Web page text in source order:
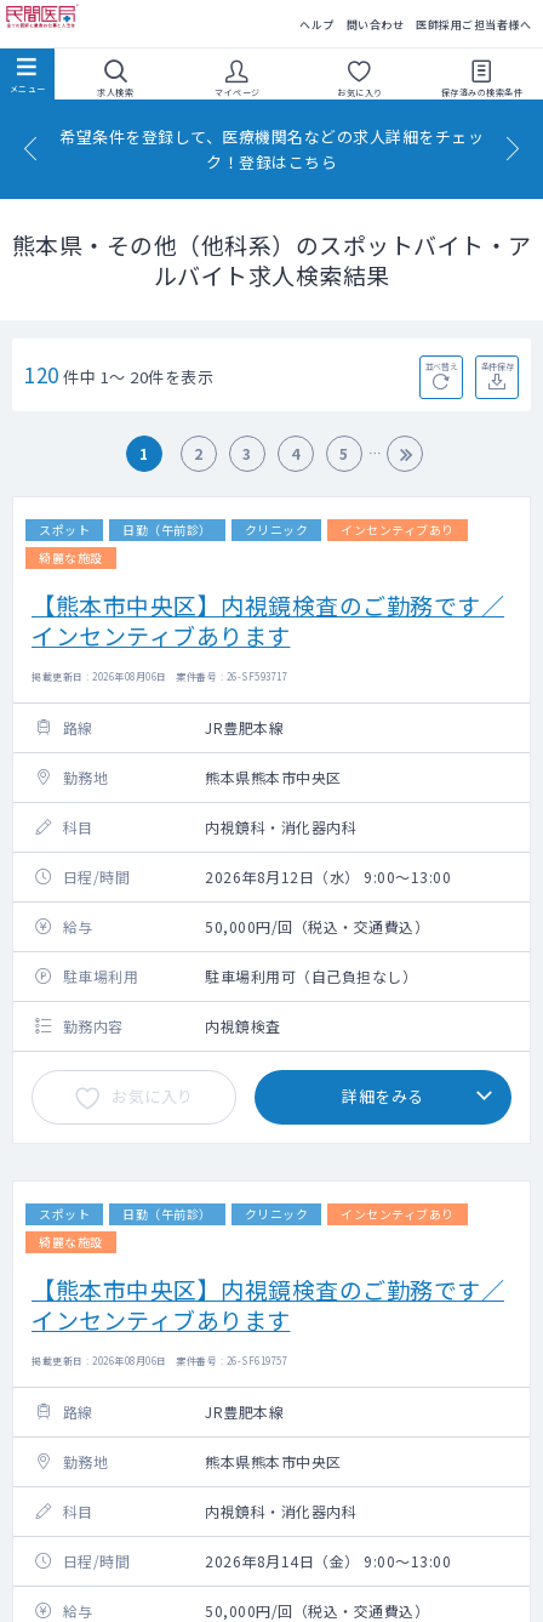
ヘルプ 問い合わせ 医師採用ご担当者様へ
求人検索 マイページ お気に入り 保存済みの検索条件
希望条件を登録して、医療機関名などの求人詳細をチェッ
ク！登録はこちら
熊本県・その他（他科系）のスポットバイト・ア
ルバイト求人検索結果
120 件中 1～ 20件を表示 並べ替え 条件保存
1 2 3 4 5
スポット 日勤（午前診） クリニック
インセンティブあり
綺麗な施設
【熊本市中央区】内視鏡検査のご勤務です／
インセンティブあります
掲載更新日 : 2026年08月06日 案件番号 : 26-SF593717
路線 JR豊肥本線
勤務地 熊本県熊本市中央区
科目 内視鏡科・消化器内科
日程/時間 2026年8月12日（水） 9:00～13:00
給与 50,000円/回（税込・交通費込）
駐車場利用 駐車場利用可（自己負担なし）
勤務内容 内視鏡検査
お気に入り 詳細をみる
スポット 日勤（午前診） クリニック
インセンティブあり
綺麗な施設
【熊本市中央区】内視鏡検査のご勤務です／
インセンティブあります
掲載更新日 : 2026年08月06日 案件番号 : 26-SF619757
路線 JR豊肥本線
勤務地 熊本県熊本市中央区
科目 内視鏡科・消化器内科
日程/時間 2026年8月14日（金） 9:00～13:00
給与 50,000円/回（税込・交通費込）